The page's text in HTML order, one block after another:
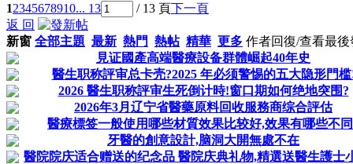
12345678910... 13 / 13 頁下一頁
返 回
新窗 全部主題 最新 熱門 熱帖 精華 更多 作者回復/查看最後
見证國產高端醫療設备群體崛起40年史
醫生职称評审总卡壳?2025 年必须警惕的五大隐形門
2026 醫生职称評审生死倒计時!窗口期如何绝地突围?
2026年3月辽宁省醫藥原料回收服務商综合評估
醫療標签一般使用哪些材質效果比较好,效果有哪些不
牙醫的創意設計,脑洞大開無處不在
醫院院庆适合赠送的纪念品 醫院庆典礼物,精選送醫生護士